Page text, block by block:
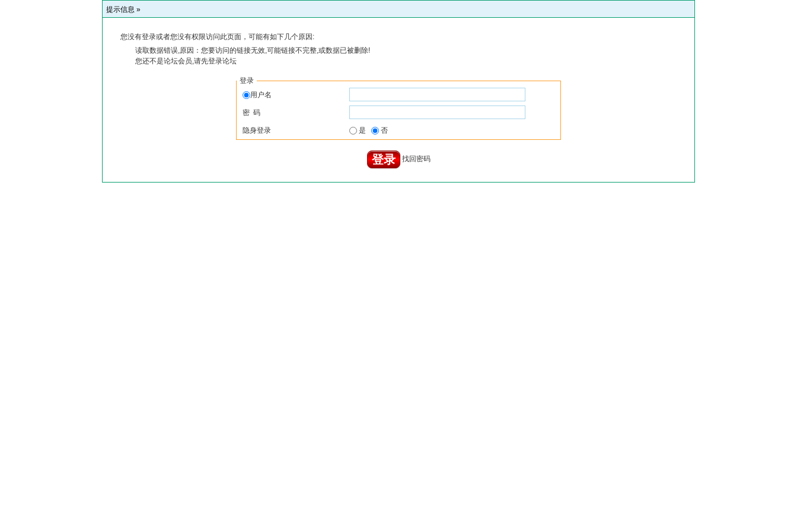
提示信息 »
您没有登录或者您没有权限访问此页面，可能有如下几个原因:
读取数据错误,原因：您要访问的链接无效,可能链接不完整,或数据已被删除!
您还不是论坛会员,请先登录论坛
登录
用户名
密 码
隐身登录 是 否
找回密码